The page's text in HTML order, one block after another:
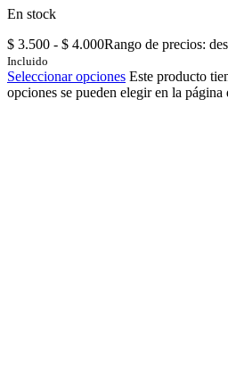
En stock
$ 3.500 - $ 4.000Rango de precios:
Incluido
Seleccionar opciones Este producto
opciones se pueden elegir en la página